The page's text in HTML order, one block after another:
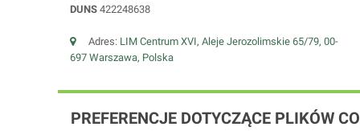
DUNS 422248638
Adres: LIM Centrum XVI, Aleje Jerozolimskie 65/79, 00-
697 Warszawa, Polska
PREFERENCJE DOTYCZĄCE PLIKÓW